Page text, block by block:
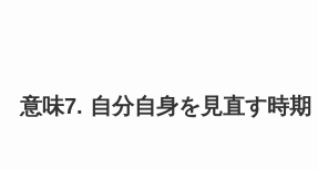
意味7. 自分自身を見直す時期